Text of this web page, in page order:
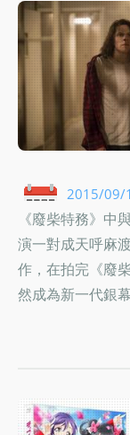
2015/09/
《廢柴特務》中
演一對成天呼麻
作，在拍完《廢
然成為新一代銀幕